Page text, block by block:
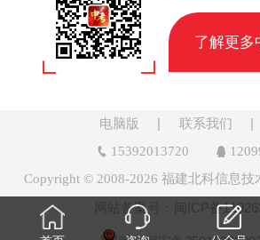
了解更多
电脑版 联系我们
15392013720
Copyright © 2008-2026 福建北科信息技
网站备案号： 闽ICP备